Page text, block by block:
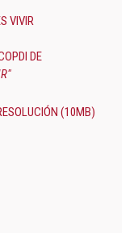
VIVIR
DE
(10MB)